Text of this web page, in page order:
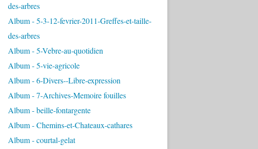
des-arbres
Album - 5-3-12-fevrier-2011-Greffes-et-taille-
des-arbres
Album - 5-Vebre-au-quotidien
Album - 5-vie-agricole
Album - 6-Divers--Libre-expression
Album - 7-Archives-Memoire fouilles
Album - beille-fontargente
Album - Chemins-et-Chateaux-cathares
Album - courtal-gelat